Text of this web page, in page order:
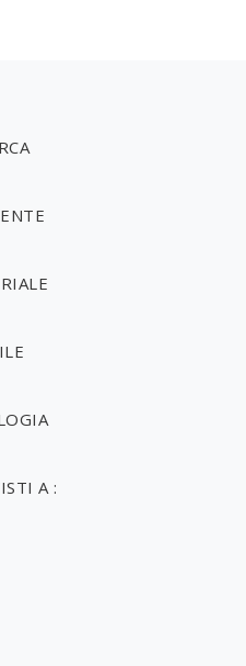
A :